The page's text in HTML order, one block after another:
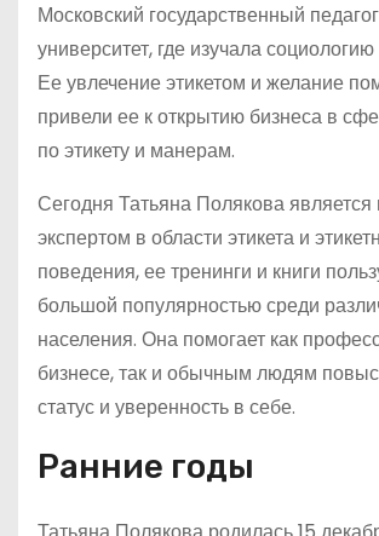
Московский государственный
университет, где изучала
Ее увлечение этикетом и желание
привели ее к открытию бизнеса в
по этикету и манерам.
Сегодня Татьяна Полякова
экспертом в области этикета и
поведения, ее тренинги и книги
большой популярностью среди
населения. Она помогает как
бизнесе, так и обычным людям
статус и уверенность в себе.
Ранние годы